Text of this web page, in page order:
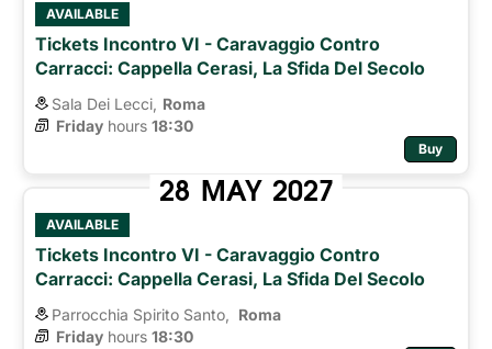
AVAILABLE
Tickets Incontro VI - Caravaggio Contro
Carracci: Cappella Cerasi, La Sfida Del Secolo
Sala Dei Lecci, Roma
Friday hours 18:30
Buy
28 MAY 2027
AVAILABLE
Tickets Incontro VI - Caravaggio Contro
Carracci: Cappella Cerasi, La Sfida Del Secolo
Parrocchia Spirito Santo,
Roma
Friday hours 18:30